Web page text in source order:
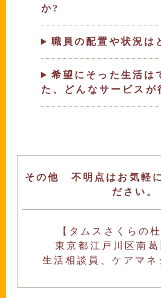
か?
職員の配置や状況は
希望にそった生活は
た、どんなサービスが
その他 不明点はお気軽
ださい。
【タムスさくらの
東京都江戸川区南
生活相談員、ケアマ